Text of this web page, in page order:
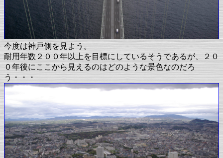
今度は神戸側を見よう。
耐用年数２００年以上を目標にしているそうであるが、２０
０年後にここから見えるのはどのような景色なのだろ
う・・・